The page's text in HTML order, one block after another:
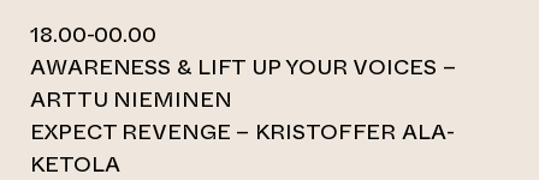
18.00-00.00
AWARENESS & LIFT UP YOUR VOICES –
ARTTU NIEMINEN
EXPECT REVENGE – KRISTOFFER ALA-
KETOLA